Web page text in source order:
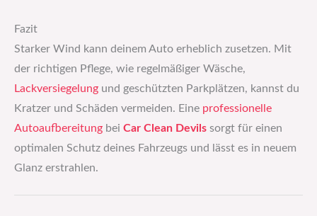
Fazit
Starker Wind kann deinem Auto erheblich zusetzen. Mit
der richtigen Pflege, wie regelmäßiger Wäsche,
Lackversiegelung und geschützten Parkplätzen, kannst du
Kratzer und Schäden vermeiden. Eine professionelle
Autoaufbereitung bei Car Clean Devils sorgt für einen
optimalen Schutz deines Fahrzeugs und lässt es in neuem
Glanz erstrahlen.